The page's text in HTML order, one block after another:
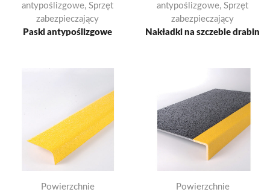
antypoślizgowe, Sprzęt
zabezpieczający
Paski antypoślizgowe
antypoślizgowe, Sprzęt
zabezpieczający
Nakładki na szczeble drabin
Powierzchnie
Powierzchnie